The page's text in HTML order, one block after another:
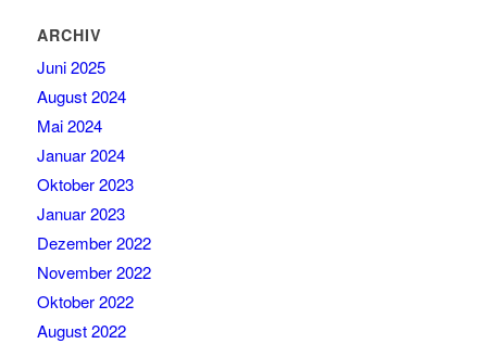
ARCHIV
Juni 2025
August 2024
Mai 2024
Januar 2024
Oktober 2023
Januar 2023
Dezember 2022
November 2022
Oktober 2022
August 2022